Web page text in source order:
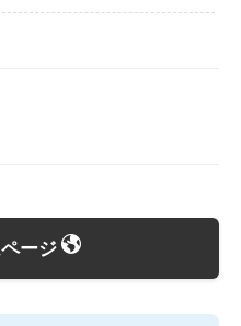
ージ